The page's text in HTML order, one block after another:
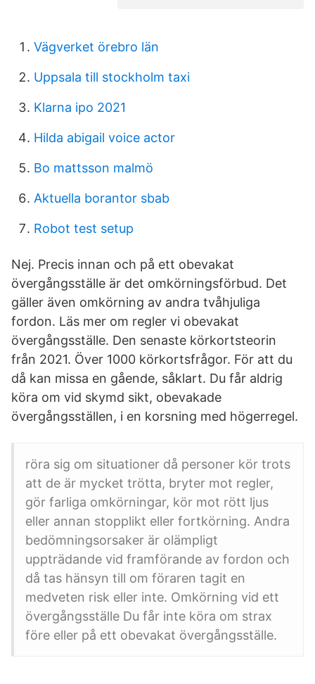
Vägverket örebro län
Uppsala till stockholm taxi
Klarna ipo 2021
Hilda abigail voice actor
Bo mattsson malmö
Aktuella borantor sbab
Robot test setup
Nej. Precis innan och på ett obevakat
övergångsställe är det omkörningsförbud. Det
gäller även omkörning av andra tvåhjuliga
fordon. Läs mer om regler vi obevakat
övergångsställe. Den senaste körkortsteorin
från 2021. Över 1000 körkortsfrågor. För att du
då kan missa en gående, såklart. Du får aldrig
köra om vid skymd sikt, obevakade
övergångsställen, i en korsning med högerregel.
röra sig om situationer då personer kör trots
att de är mycket trötta, bryter mot regler,
gör farliga omkörningar, kör mot rött ljus
eller annan stopplikt eller fortkörning. Andra
bedömningsorsaker är olämpligt
uppträdande vid framförande av fordon och
då tas hänsyn till om föraren tagit en
medveten risk eller inte. Omkörning vid ett
övergångsställe Du får inte köra om strax
före eller på ett obevakat övergångsställe.